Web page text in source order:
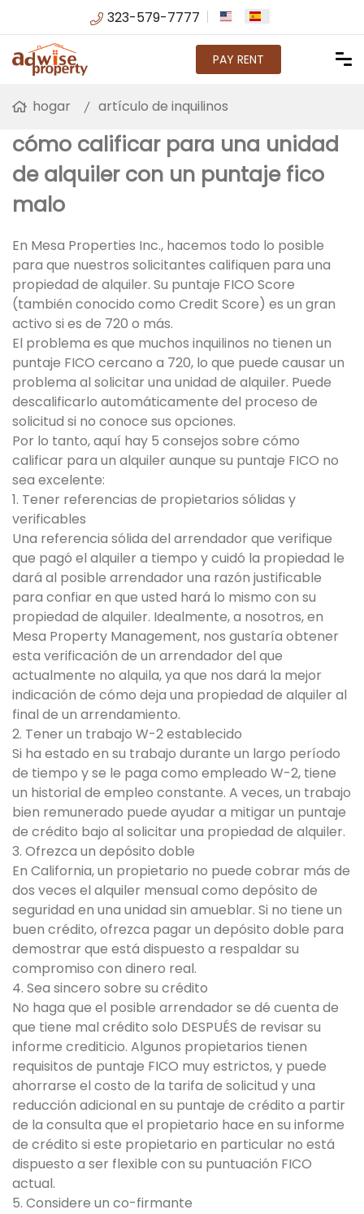
323-579-7777
PAY RENT
hogar artículo de inquilinos
cómo calificar para una unidad
de alquiler con un puntaje fico
malo
En Mesa Properties Inc., hacemos todo lo posible
para que nuestros solicitantes califiquen para una
propiedad de alquiler. Su puntaje FICO Score
(también conocido como Credit Score) es un gran
activo si es de 720 o más.
El problema es que muchos inquilinos no tienen un
puntaje FICO cercano a 720, lo que puede causar un
problema al solicitar una unidad de alquiler. Puede
descalificarlo automáticamente del proceso de
solicitud si no conoce sus opciones.
Por lo tanto, aquí hay 5 consejos sobre cómo
calificar para un alquiler aunque su puntaje FICO no
sea excelente:
1. Tener referencias de propietarios sólidas y
verificables
Una referencia sólida del arrendador que verifique
que pagó el alquiler a tiempo y cuidó la propiedad le
dará al posible arrendador una razón justificable
para confiar en que usted hará lo mismo con su
propiedad de alquiler. Idealmente, a nosotros, en
Mesa Property Management, nos gustaría obtener
esta verificación de un arrendador del que
actualmente no alquila, ya que nos dará la mejor
indicación de cómo deja una propiedad de alquiler al
final de un arrendamiento.
2. Tener un trabajo W-2 establecido
Si ha estado en su trabajo durante un largo período
de tiempo y se le paga como empleado W-2, tiene
un historial de empleo constante. A veces, un trabajo
bien remunerado puede ayudar a mitigar un puntaje
de crédito bajo al solicitar una propiedad de alquiler.
3. Ofrezca un depósito doble
En California, un propietario no puede cobrar más de
dos veces el alquiler mensual como depósito de
seguridad en una unidad sin amueblar. Si no tiene un
buen crédito, ofrezca pagar un depósito doble para
demostrar que está dispuesto a respaldar su
compromiso con dinero real.
4. Sea sincero sobre su crédito
No haga que el posible arrendador se dé cuenta de
que tiene mal crédito solo DESPUÉS de revisar su
informe crediticio. Algunos propietarios tienen
requisitos de puntaje FICO muy estrictos, y puede
ahorrarse el costo de la tarifa de solicitud y una
reducción adicional en su puntaje de crédito a partir
de la consulta que el propietario hace en su informe
de crédito si este propietario en particular no está
dispuesto a ser flexible con su puntuación FICO
actual.
5. Considere un co-firmante